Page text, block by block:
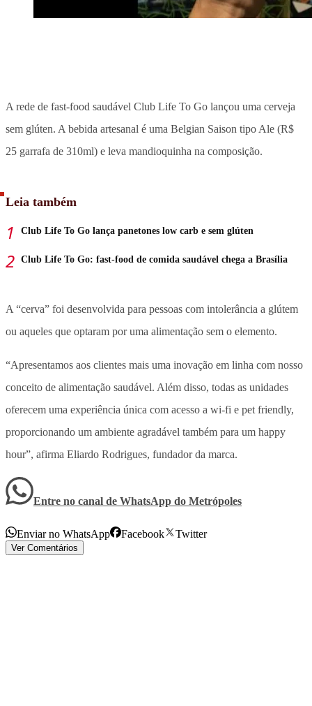
A rede de fast-food saudável Club Life To Go lançou uma cerveja
sem glúten. A bebida artesanal é uma Belgian Saison tipo Ale (R$
25 garrafa de 310ml) e leva mandioquinha na composição.
Leia também
Club Life To Go lança panetones low carb e sem glúten
Club Life To Go: fast-food de comida saudável chega a Brasília
A “cerva” foi desenvolvida para pessoas com intolerância a glútem
ou aqueles que optaram por uma alimentação sem o elemento.
“Apresentamos aos clientes mais uma inovação em linha com nosso
conceito de alimentação saudável. Além disso, todas as unidades
oferecem uma experiência única com acesso a wi-fi e pet friendly,
proporcionando um ambiente agradável também para um happy
hour”, afirma Eliardo Rodrigues, fundador da marca.
Entre no canal de WhatsApp do Metrópoles
Enviar no WhatsApp Facebook Twitter
Ver Comentários